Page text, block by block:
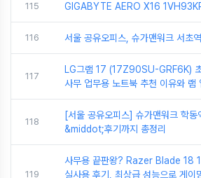
115 GIGABYTE AERO X16
116 서울 공유오피스, 슈가맨워크 서초
117
LG그램 17 (17Z90SU-GRF6K)
사무 업무용 노트북 추천 이유와 램
118
[서울 공유오피스] 슈가맨워크 학
&middot;후기까지 총정리
119
사무용 끝판왕? Razer Blade
실사용 후기, 최상급 성능으로 게이